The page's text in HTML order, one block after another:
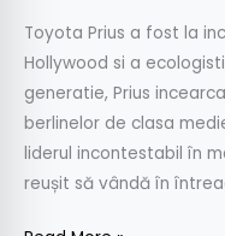
Toyota Prius a fost la
Hollywood si a
generatie, Prius
berlinelor de clasa
liderul incontestabil în
reușit să vândă în